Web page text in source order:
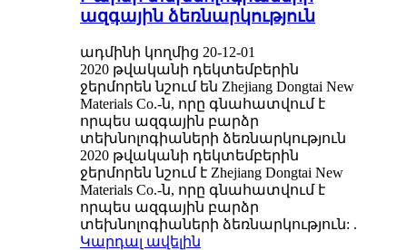
ազգային ձեռնարկություն
ադմինի կողմից 20-12-01
2020 թվականի դեկտեմբերին
ջերմորեն նշում են Zhejiang Dongtai New
Materials Co.-ն, որը գնահատվում է
որպես ազգային բարձր
տեխնոլոգիաների ձեռնարկություն
2020 թվականի դեկտեմբերին
ջերմորեն նշում է Zhejiang Dongtai New
Materials Co.-ն, որը գնահատվում է
որպես ազգային բարձր
տեխնոլոգիաների ձեռնարկություն: .
Կարդալ ավելին